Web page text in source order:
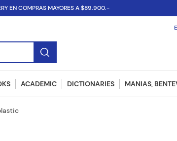
EN COMPRAS MAYORES A $89.900.-
ACADEMIC DICTIONARIES MANIAS,